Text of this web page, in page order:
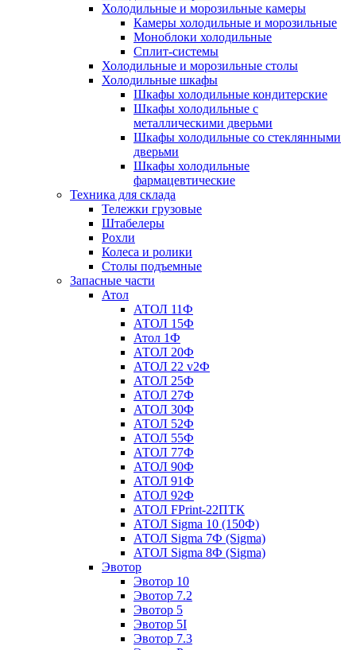
Холодильные и морозильные камеры
Камеры холодильные и морозильные
Моноблоки холодильные
Сплит-системы
Холодильные и морозильные столы
Холодильные шкафы
Шкафы холодильные кондитерские
Шкафы холодильные с
металлическими дверьми
Шкафы холодильные со стеклянными
дверьми
Шкафы холодильные
фармацевтические
Техника для склада
Тележки грузовые
Штабелеры
Рохли
Колеса и ролики
Столы подъемные
Запасные части
Атол
АТОЛ 11Ф
АТОЛ 15Ф
Атол 1Ф
АТОЛ 20Ф
АТОЛ 22 v2Ф
АТОЛ 25Ф
АТОЛ 27Ф
АТОЛ 30Ф
АТОЛ 52Ф
АТОЛ 55Ф
АТОЛ 77Ф
АТОЛ 90Ф
АТОЛ 91Ф
АТОЛ 92Ф
АТОЛ FPrint-22ПТК
АТОЛ Sigma 10 (150Ф)
АТОЛ Sigma 7Ф (Sigma)
АТОЛ Sigma 8Ф (Sigma)
Эвотор
Эвотор 10
Эвотор 7.2
Эвотор 5
Эвотор 5I
Эвотор 7.3